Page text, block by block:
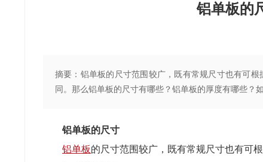
铝单板的
摘要：铝单板的尺寸范围较广，既有常规尺寸也有可
同。那么铝单板的尺寸有哪些？铝单板的厚度有哪些？
铝单板的尺寸
铝单板的尺寸范围较广，既有常规尺寸也有可